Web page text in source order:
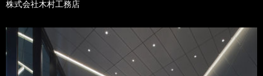
株式会社木村工務店